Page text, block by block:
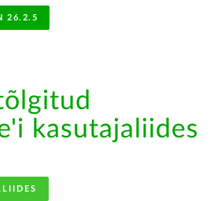
26.2.5
kasutajaliides